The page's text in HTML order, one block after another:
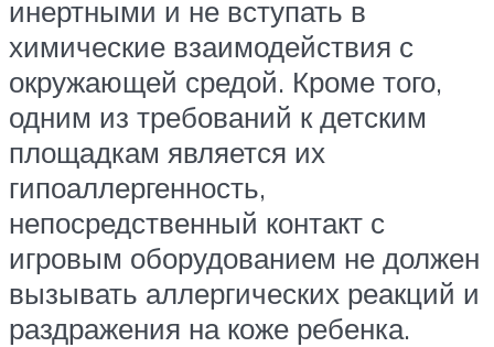
инертными и не вступать в
химические взаимодействия с
окружающей средой. Кроме того,
одним из требований к детским
площадкам является их
гипоаллергенность,
непосредственный контакт с
игровым оборудованием не должен
вызывать аллергических реакций и
раздражения на коже ребенка.